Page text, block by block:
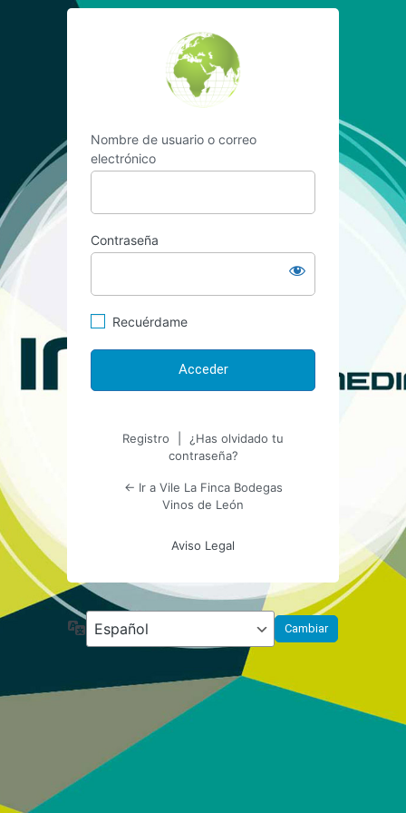
Acceder
Nombre de usuario o correo
electrónico
Contraseña
Recuérdame
Registro
¿Has olvidado tu
contraseña?
← Ir a Vile La Finca Bodegas
Vinos de León
Aviso Legal
Idioma